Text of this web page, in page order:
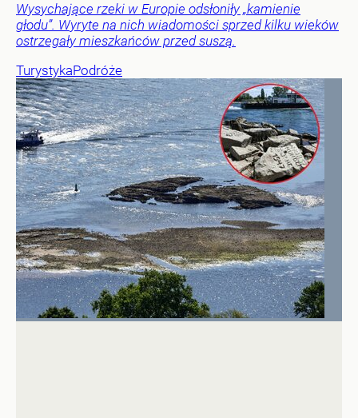
Wysychające rzeki w Europie odsłoniły „kamienie
głodu”. Wyryte na nich wiadomości sprzed kilku wieków
ostrzegały mieszkańców przed suszą.
TurystykaPodróże